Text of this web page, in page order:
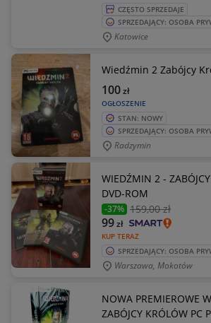
CZĘSTO SPRZEDAJE
SPRZEDAJĄCY: OSOBA
Katowice
Wiedźmin 2 Zabójcy
OGŁOSZENIE
100zł
STAN: NOWY
SPRZEDAJĄCY: OSOBA
Radzymin
WIEDŹMIN 2 -
DVD-ROM
-37% 159,00 zł
KUP TERAZ
99zł
SPRZEDAJĄCY: OSOBA
Warszawa, Mokotów
NOWA PREMIEROWE
ZABÓJCY KRÓLÓW PC